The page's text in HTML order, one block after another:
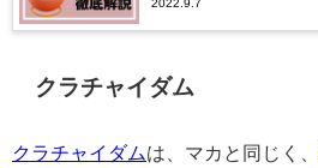
2022.9.7
クラチャイダム
クラチャイダムは、マカと同じく、